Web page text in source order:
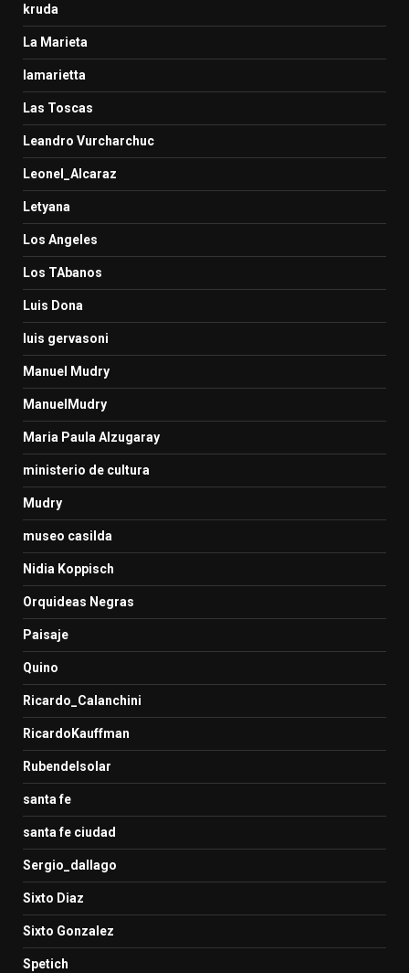
kruda
La Marieta
lamarietta
Las Toscas
Leandro Vurcharchuc
Leonel_Alcaraz
Letyana
Los Angeles
Los TAbanos
Luis Dona
luis gervasoni
Manuel Mudry
ManuelMudry
Maria Paula Alzugaray
ministerio de cultura
Mudry
museo casilda
Nidia Koppisch
Orquideas Negras
Paisaje
Quino
Ricardo_Calanchini
RicardoKauffman
Rubendelsolar
santa fe
santa fe ciudad
Sergio_dallago
Sixto Diaz
Sixto Gonzalez
Spetich